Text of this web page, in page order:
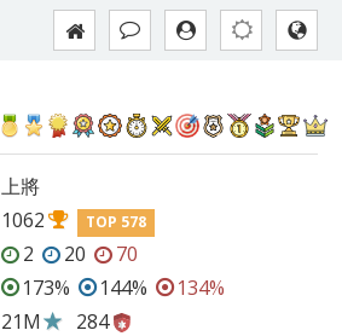
上將
1062 TOP 578
2 20
70
173% 144%
134%
21M
284